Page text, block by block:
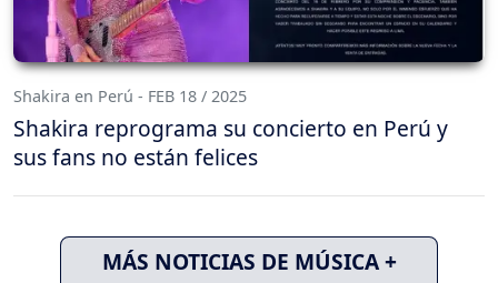
Shakira en Perú - FEB 18 / 2025
Shakira reprograma su concierto en Perú y
sus fans no están felices
MÁS NOTICIAS DE MÚSICA +